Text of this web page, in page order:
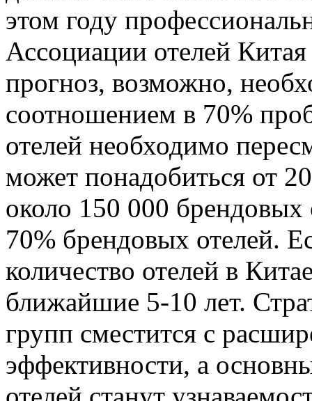
этом году
Ассоциации отелей
прогноз, возможно,
соотношением в 70%
отелей необходимо
может понадобиться от
около 150 000 брендовых
70% брендовых отелей.
количество отелей в
ближайшие 5-10 лет.
групп сместится с
эффективности, а